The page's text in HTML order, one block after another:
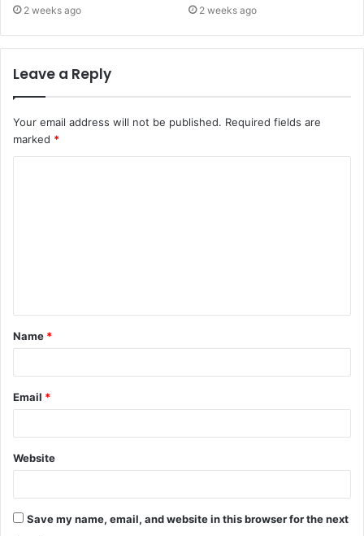
2 weeks ago 2 weeks ago
Leave a Reply
Your email address will not be published. Required fields are
marked *
Name *
Email *
Website
Save my name, email, and website in this browser for the next